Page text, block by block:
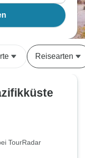
Reisearten
TourRadar